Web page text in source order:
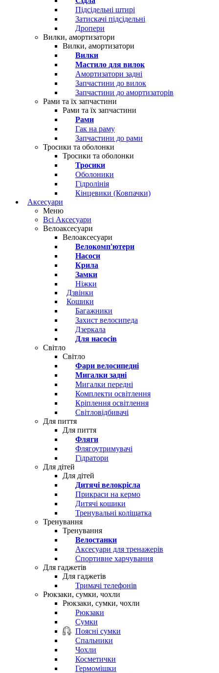
Підсідельні штирі
Затискачі підсідельні
Дропери
Вилки, амортизатори
Вилки, амортизатори
Вилки
Мастило для вилок
Амортизатори задні
Запчастини до вилок
Запчастини до амортизаторів
Рами та їх запчастини
Рами та їх запчастини
Рами
Гак на раму
Запчастини до рами
Тросики та оболонки
Тросики та оболонки
Тросики
Оболоники
Гідролінія
Кінцевики (Ковпачки)
Аксесуари
Меню
Всі Аксесуари
Велоаксесуари
Велоаксесуари
Велокомп'ютери
Насоси
Крила
Замки
Ніжки
Дзвінки
Кошики
Багажники
Захист велосипеда
Дзеркала
Для насосів
Світло
Світло
Фари велосипедні
Мигалки задні
Мигалки передні
Комплекти освітлення
Кріплення освітлення
Світловідбивачі
Для пиття
Для пиття
Фляги
Флягоутримувачі
Гідратори
Для дітей
Для дітей
Дитячі велокрісла
Прикраси на кермо
Дитячі кошики
Тренувальні коліщатка
Тренування
Тренування
Велостанки
Аксесуари для тренажерів
Спортивне харчування
Для гаджетів
Для гаджетів
Тримачі телефонів
Рюкзаки, сумки, чохли
Рюкзаки, сумки, чохли
Рюкзаки
Сумки
Поясні сумки
Спальники
Чохли
Косметички
Гермомішки